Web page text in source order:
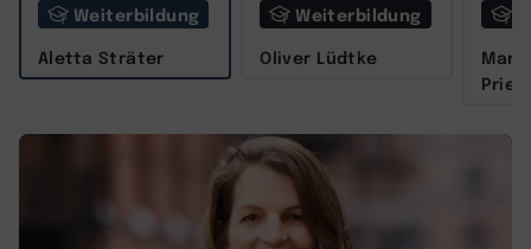
Weiterbildung
Aletta Sträter
Weiterbildung
Oliver Lüdtke